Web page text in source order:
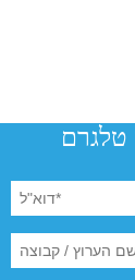
טלגרם